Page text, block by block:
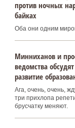
против ночных
байках
Оба они одним
Минниханов и
ведомства
развитие
Ага, очень, очень,
три прихлопа
брусчатку меняют.